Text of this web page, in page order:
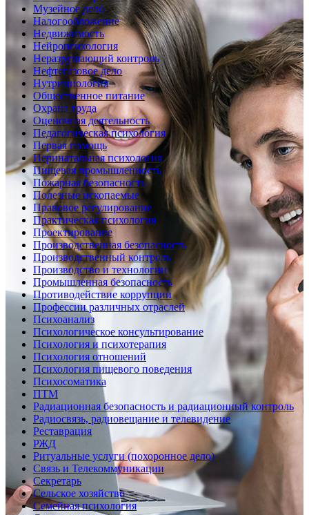
Музейное дело
Налогообложение
Недвижимость
Нейропсихология
Неразрушающий контроль
Нефтегазовое дело
Нутрициология
Общественное питание
Охрана труда
Оценочная деятельность
Педагогическая психология
Первая помощь
Перинатальная психология
Пищевая промышленность
Пожарная безопасность
Полезные ископаемые
Правовое регулирование
Практическая психология
Проектирование
Производственная безопасность
Производственный контроль
Производство и технологии
Промышленная безопасность
Противодействие коррупции
Профессии различных отраслей
Психоанализ
Психологическое консультирование
Психология и психотерапия
Психология отношений
Психология пищевого поведения
Психосоматика
ПТМ
Радиационная безопасность и радиационный контроль
Радиосвязь, радиовещание и телевидение
Реставрация
РЖД
Ритуальные услуги (похоронное дело)
Связь и Телекоммуникации
Секретарь
Сельское хозяйство
Семейная психология